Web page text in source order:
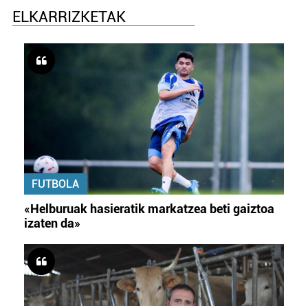
ELKARRIZKETAK
FUTBOLA
«Helburuak hasieratik markatzea beti gaiztoa
izaten da»